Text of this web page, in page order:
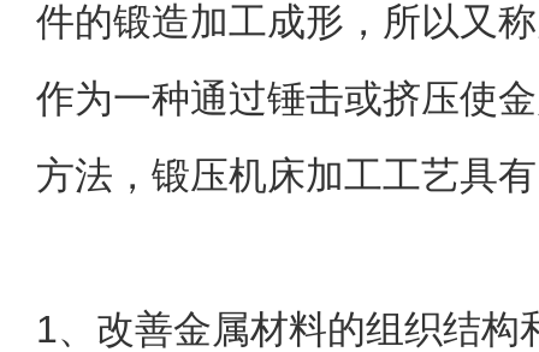
件的锻造加工成形，所以又
作为一种通过锤击或挤压使
方法，锻压机床加工工艺具
1、改善金属材料的组织结构